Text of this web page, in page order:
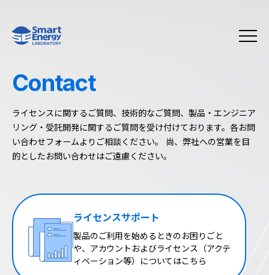
Contact
ライセンスに関するご質問、技術的なご質問、製品・エンジニア
リング・受託開発に関するご質問を受け付けております。各お問
い合わせフォームよりご相談ください。 尚、弊社への営業を目
的としたお問い合わせはご遠慮ください。
ライセンスサポート
製品のご利用を始めるときのお困りごと
や、アカウントおよびライセンス（アクテ
ィベーション等）についてはこちら